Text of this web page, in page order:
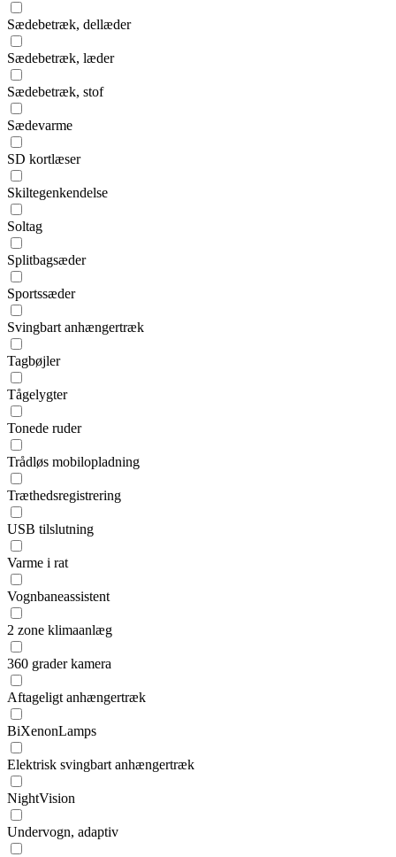
Sædebetræk, dellæder
Sædebetræk, læder
Sædebetræk, stof
Sædevarme
SD kortlæser
Skiltegenkendelse
Soltag
Splitbagsæder
Sportssæder
Svingbart anhængertræk
Tagbøjler
Tågelygter
Tonede ruder
Trådløs mobilopladning
Træthedsregistrering
USB tilslutning
Varme i rat
Vognbaneassistent
2 zone klimaanlæg
360 grader kamera
Aftageligt anhængertræk
BiXenonLamps
Elektrisk svingbart anhængertræk
NightVision
Undervogn, adaptiv